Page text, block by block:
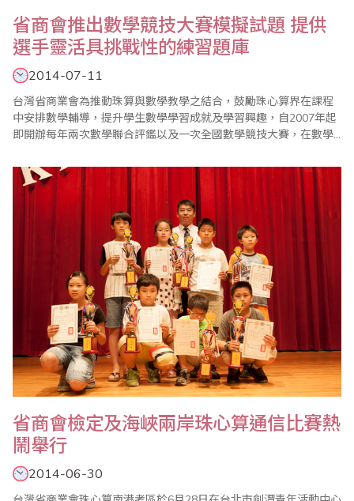
省商會推出數學競技大賽模擬試題 提供
選手靈活具挑戰性的練習題庫
2014-07-11
台灣省商業會為推動珠算與數學教學之結合，鼓勵珠心算界在課程
中安排數學輔導，提升學生數學學習成就及學習興趣，自2007年起
即開辦每年兩次數學聯合評鑑以及一次全國數學競技大賽，在數學
學好數學的目標。同時由於省商會的數學評鑑及競技大賽試題頗受
好評，學生及家長不斷呼籲省商會編印相關模擬試題，以提供考區
配合評鑑及比賽參加學生練習使用，在經過一段時間的..
省商會檢定及海峽兩岸珠心算通信比賽熱
鬧舉行
2014-06-30